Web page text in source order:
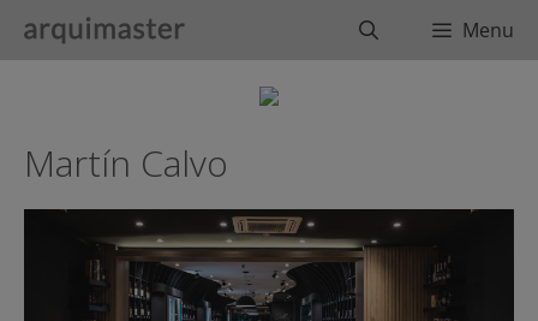
BuscarMenu
Martín Calvo